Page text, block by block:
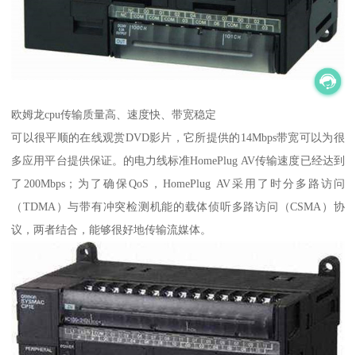
欧姆龙cpu传输质量高、速度快、带宽稳定
可以很平顺的在线观赏DVD影片，它所提供的14Mbps带宽可以为很
多应用平台提供保证。的电力线标准HomePlug AV传输速度已经达到
了200Mbps；为了确保QoS，HomePlug AV采用了时分多路访问
（TDMA）与带有冲突检测机能的载体侦听多路访问（CSMA）协
议，两者结合，能够很好地传输流媒体。